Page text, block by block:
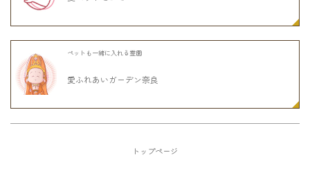
ペットも一緒に入れる霊園
愛ふれあいガーデン奈良
トップページ